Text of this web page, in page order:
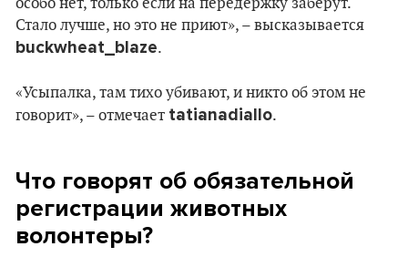
особо нет, только если на передержку заберут.
Стало лучше, но это не приют», – высказывается
buckwheat_blaze.
«Усыпалка, там тихо убивают, и никто об этом не
говорит», – отмечает tatianadiallo.
Что говорят об обязательной
регистрации животных
волонтеры?